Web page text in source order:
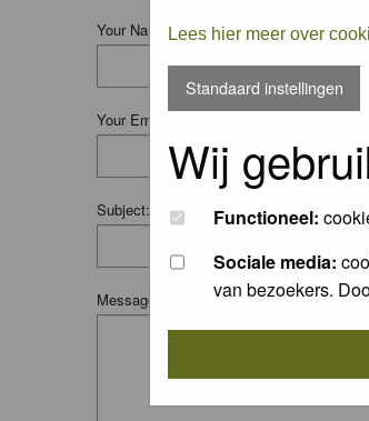
Lees hier meer over
Standaard instellingen
Wij
Functioneel:
Sociale media:
van bezoekers.
Your Name:
Your Email:
Subject:
Message: